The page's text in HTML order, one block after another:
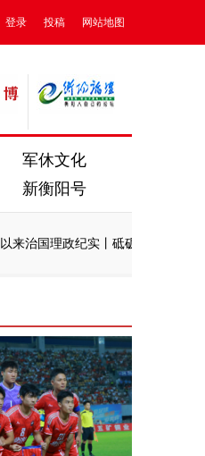
登录 投稿 网站地图
军休文化
新衡阳号
纪实丨砥砺初心使命 把党建设得
政纪实丨砥砺初心使命 把党建设得